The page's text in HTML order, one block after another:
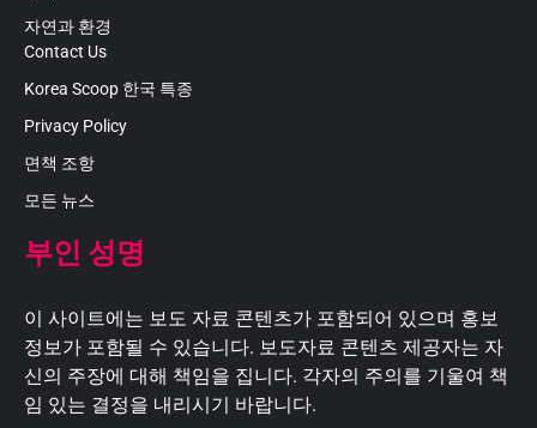
자연과 환경
Contact Us
Korea Scoop 한국 특종
Privacy Policy
면책 조항
모든 뉴스
부인 성명
이 사이트에는 보도 자료 콘텐츠가 포함되어 있으며 홍보
정보가 포함될 수 있습니다. 보도자료 콘텐츠 제공자는 자
신의 주장에 대해 책임을 집니다. 각자의 주의를 기울여 책
임 있는 결정을 내리시기 바랍니다.